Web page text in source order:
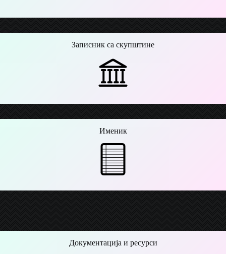
Записник са скупштине
Именик
Документација и ресурси